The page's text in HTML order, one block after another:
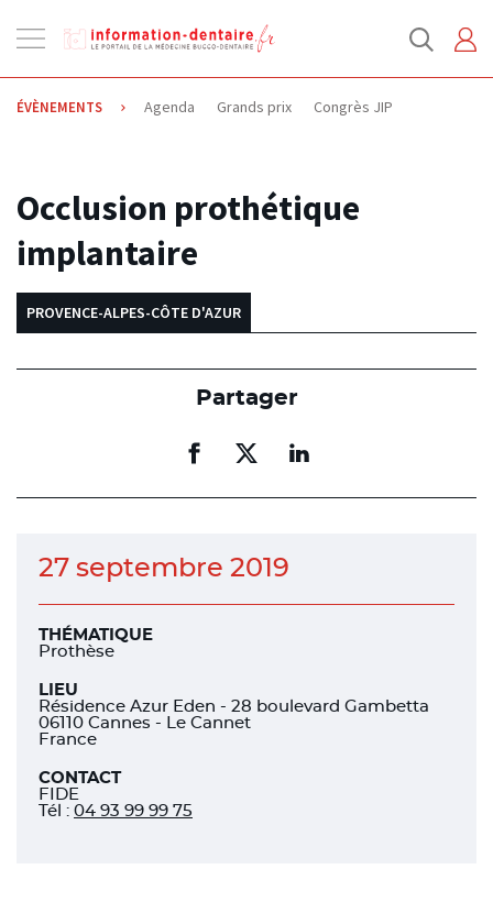
la
navigation
ÉVÈNEMENTS Agenda Grands prix Congrès JIP
23.01.2019
Occlusion prothétique
implantaire
PROVENCE-ALPES-CÔTE D'AZUR
Partager
Partager
facebook
Partager
facebook
Partager
linkedin
27 septembre 2019
THÉMATIQUE
Prothèse
LIEU
Résidence Azur Eden - 28 boulevard Gambetta
06110 Cannes - Le Cannet
France
CONTACT
FIDE
Tél : 04 93 99 99 75